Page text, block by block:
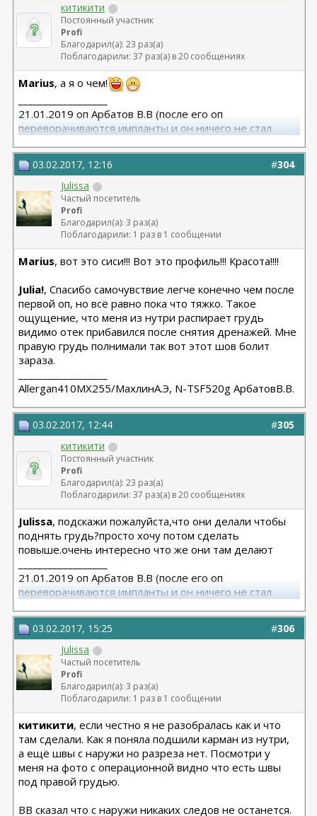
китикити
Постоянный участник
Profi
Благодарил(а): 23 раз(а)
Поблагодарили: 37 раз(а) в 20 сообщениях
Marius, а я о чем!
21.01.2019 оп Арбатов В.В (после его оп
переворачиваются импланты и он ничего не стал
#304
03.02.2017, 12:16
Julissa
Частый посетитель
Profi
Благодарил(а): 3 раз(а)
Поблагодарили: 1 раз в 1 сообщении
Marius, вот это сиси!!! Вот это профиль!!! Красота!!!!
Julia!, Спасибо самочувствие легче конечно чем после
первой оп, но всё равно пока что тяжко. Такое
ощущение, что меня из нутри распирает грудь
видимо отек прибавился после снятия дренажей. Мне
правую грудь полнимали так вот этот шов болит
зараза.
Allergan410MX255/МахлинА.Э, N-TSF520g АрбатовВ.В.
#305
03.02.2017, 12:44
китикити
Постоянный участник
Profi
Благодарил(а): 23 раз(а)
Поблагодарили: 37 раз(а) в 20 сообщениях
Julissa, подскажи пожалуйста,что они делали чтобы
поднять грудь?просто хочу потом сделать
повыше.очень интересно что же они там делают
21.01.2019 оп Арбатов В.В (после его оп
переворачиваются импланты и он ничего не стал
#306
03.02.2017, 15:25
Julissa
Частый посетитель
Profi
Благодарил(а): 3 раз(а)
Поблагодарили: 1 раз в 1 сообщении
китикити, если честно я не разобралась как и что
там сделали. Как я поняла подшили карман из нутри,
а ещё швы с наружи но разреза нет. Посмотри у
меня на фото с операционной видно что есть швы
под правой грудью.
ВВ сказал что с наружи никаких следов не останется.